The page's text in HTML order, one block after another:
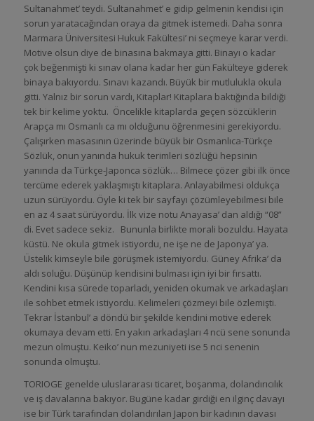
Sultanahmet’ teydi. Sultanahmet’ e gidip gelmenin kendisi için
sorun yaratacağından oraya da gitmek istemedi. Daha sonra
Marmara Üniversitesi Hukuk Fakültesi’ ni seçmeye karar verdi.
Motive olsun diye de binasına bakmaya gitti. Binayı o kadar
çok beğenmişti ki sınav olana kadar her gün Fakülteye giderek
binaya bakıyordu. Sınavı kazandı. Büyük bir mutlulukla okula
gitti. Yalnız bir sorun vardı, Kitaplar! Kitaplara baktığında bildiği
tek bir kelime yoktu. Öncelikle kitaplarda geçen sözcüklerin
Arapça mı Osmanlı ca mı olduğunu öğrenmesini gerekiyordu.
Çalışırken masasının üzerinde büyük bir Osmanlıca-Türkçe
Sözlük, onun yanında hukuk terimleri sözlüğü hepsinin
yanında da Türkçe-Japonca sözlük… Bilmece çözer gibi ilk önce
tercüme ederek yaklaşmıştı kitaplara. Anlayabilmesi oldukça
uzun sürüyordu. Öyle ki tek bir sayfayı çözümleyebilmesi bile
en az 4 saat sürüyordu. İlk vize notu Anayasa’ dan aldığı “08”
di. Evet sadece sekiz. Bununla birlikte morali bozuldu. Hayata
küstü. Ne okula gitmek istiyordu, ne işe ne de Japonya’ ya.
Üstelik kimseyle bile görüşmek istemiyordu. Güney Afrika’ da
aldı soluğu. Düşünüp kendisini bulması için iyi bir fırsattı.
Kendini kısa sürede toparladı, yeniden okumak ve arkadaşları
ile sohbet etmek istiyordu. Kelimeleri çözmeyi bile özlemişti.
Tekrar İstanbul’ a döndü bir şekilde kendini motive ederek
okumaya devam etti. En yakın arkadaşları 4 ncü sene sonunda
mezun olmuştu. Keiko’ nun mezuniyeti ise 5 nci senenin
sonunda olmuştu.
TORIOGE genelde uluslararası ticaret, boşanma, dolandırıcılık
ve iş davalarına bakıyor. Bugüne kadar girdiği en ilginç davayı
ise bir Türk tarafından dolandırılan Japon bir kadının davası